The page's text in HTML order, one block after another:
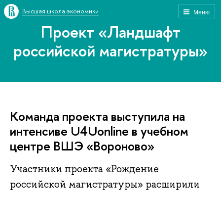
Меню
Высшая школа экономики
Проект «Ландшафт
российской магистратуры»
Команда проекта выступила на
интенсиве U4Uonline в учебном
центре ВШЭ «Вороново»
Участники проекта «Рождение
российской магистратуры» расширили